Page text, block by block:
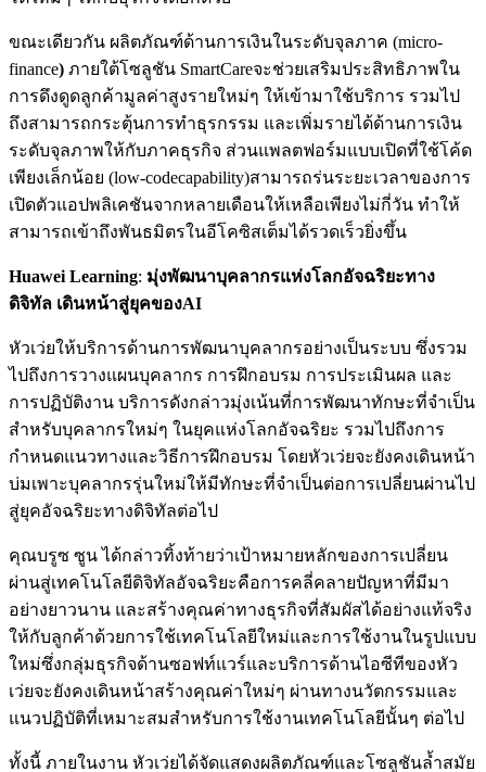
ขณะเดียวกัน ผลิตภัณฑ์ด้านการเงินในระดับจุลภาค (micro-
finance) ภายใต้โซลูชัน SmartCareจะช่วยเสริมประสิทธิภาพใน
การดึงดูดลูกค้ามูลค่าสูงรายใหม่ๆ ให้เข้ามาใช้บริการ รวมไป
ถึงสามารถกระตุ้นการทำธุรกรรม และเพิ่มรายได้ด้านการเงิน
ระดับจุลภาพให้กับภาคธุรกิจ ส่วนแพลตฟอร์มแบบเปิดที่ใช้โค้ด
เพียงเล็กน้อย (low-codecapability)สามารถร่นระยะเวลาของการ
เปิดตัวแอปพลิเคชันจากหลายเดือนให้เหลือเพียงไม่กี่วัน ทำให้
สามารถเข้าถึงพันธมิตรในอีโคซิสเต็มได้รวดเร็วยิ่งขึ้น
Huawei Learning: มุ่งพัฒนาบุคลากรแห่งโลกอัจฉริยะทาง
ดิจิทัล เดินหน้าสู่ยุคของAI
หัวเว่ยให้บริการด้านการพัฒนาบุคลากรอย่างเป็นระบบ ซึ่งรวม
ไปถึงการวางแผนบุคลากร การฝึกอบรม การประเมินผล และ
การปฏิบัติงาน บริการดังกล่าวมุ่งเน้นที่การพัฒนาทักษะที่จำเป็น
สำหรับบุคลากรใหม่ๆ ในยุคแห่งโลกอัจฉริยะ รวมไปถึงการ
กำหนดแนวทางและวิธีการฝึกอบรม โดยหัวเว่ยจะยังคงเดินหน้า
บ่มเพาะบุคลากรรุ่นใหม่ให้มีทักษะที่จำเป็นต่อการเปลี่ยนผ่านไป
สู่ยุคอัจฉริยะทางดิจิทัลต่อไป
คุณบรูซ ซูน ได้กล่าวทิ้งท้ายว่าเป้าหมายหลักของการเปลี่ยน
ผ่านสู่เทคโนโลยีดิจิทัลอัจฉริยะคือการคลี่คลายปัญหาที่มีมา
อย่างยาวนาน และสร้างคุณค่าทางธุรกิจที่สัมผัสได้อย่างแท้จริง
ให้กับลูกค้าด้วยการใช้เทคโนโลยีใหม่และการใช้งานในรูปแบบ
ใหม่ซึ่งกลุ่มธุรกิจด้านซอฟท์แวร์และบริการด้านไอซีทีของหัว
เว่ยจะยังคงเดินหน้าสร้างคุณค่าใหม่ๆ ผ่านทางนวัตกรรมและ
แนวปฏิบัติที่เหมาะสมสำหรับการใช้งานเทคโนโลยีนั้นๆ ต่อไป
ทั้งนี้ ภายในงาน หัวเว่ยได้จัดแสดงผลิตภัณฑ์และโซลูชันล้ำสมัย